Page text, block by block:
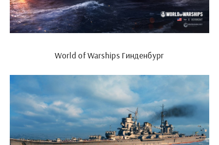
World of Warships Гинденбург